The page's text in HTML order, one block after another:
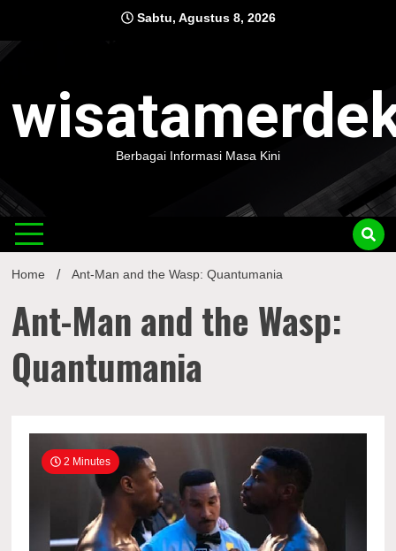
content
Sabtu, Agustus 8, 2026
Berbagai Informasi Masa Kini
Home Ant-Man and the Wasp: Quantumania
Ant-Man and the Wasp:
Quantumania
2 Minutes